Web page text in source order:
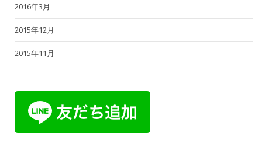
2016年3月
2015年12月
2015年11月